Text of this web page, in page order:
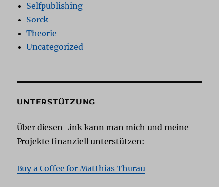
Selfpublishing
Sorck
Theorie
Uncategorized
UNTERSTÜTZUNG
Über diesen Link kann man mich und meine
Projekte finanziell unterstützen:
Buy a Coffee for Matthias Thurau